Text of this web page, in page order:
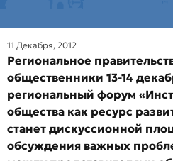
11 Декабря, 2012
Региональное
общественники 13-14
региональный форум
общества как ресурс
станет дискуссионной
обсуждения важных